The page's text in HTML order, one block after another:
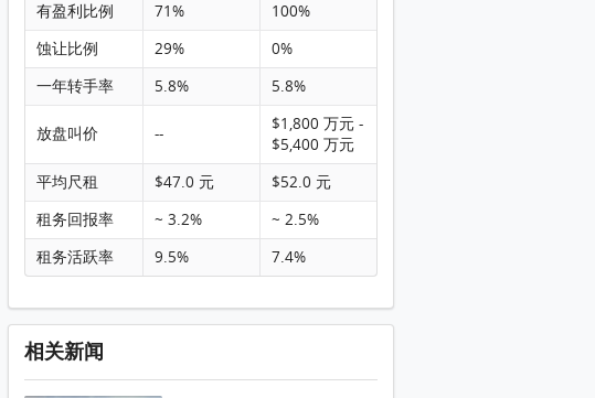
有盈利比例
71%
100%
蚀让比例
29%
0%
一年转手率
5.8% 5.8%
放盘叫价 --
$1,800 万元 -
$5,400 万元
平均尺租
$47.0 元
$52.0 元
租务回报率
~ 3.2%
~ 2.5%
租务活跃率
9.5% 7.4%
相关新闻